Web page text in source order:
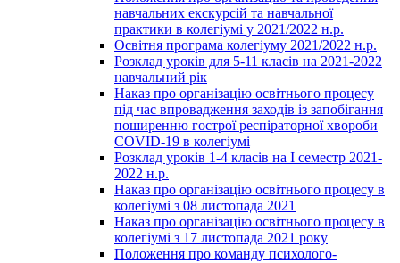
навчальних екскурсій та навчальної
практики в колегіумі у 2021/2022 н.р.
Освітня програма колегіуму 2021/2022 н.р.
Розклад уроків для 5-11 класів на 2021-2022
навчальний рік
Наказ про організацію освітнього процесу
під час впровадження заходів із запобігання
поширенню гострої респіраторної хвороби
COVID-19 в колегіумі
Розклад уроків 1-4 класів на І семестр 2021-
2022 н.р.
Наказ про організацію освітнього процесу в
колегіумі з 08 листопада 2021
Наказ про організацію освітнього процесу в
колегіумі з 17 листопада 2021 року
Положення про команду психолого-